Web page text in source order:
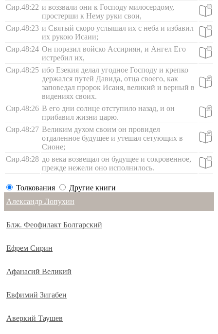
Сир.48:22 и воззвали они к Господу милосердому,
простерши к Нему руки свои,
Сир.48:23 и Святый скоро услышал их с неба и избавил
их рукою Исаии;
Сир.48:24 Он поразил войско Ассириян, и Ангел Его
истребил их,
Сир.48:25 ибо Езекия делал угодное Господу и крепко
держался путей Давида, отца своего, как
заповедал пророк Исаия, великий и верный в
видениях своих.
Сир.48:26 В его дни солнце отступило назад, и он
прибавил жизни царю.
Сир.48:27 Великим духом своим он провидел
отдаленное будущее и утешал сетующих в
Сионе;
Сир.48:28 до века возвещал он будущее и сокровенное,
прежде нежели оно исполнилось.
Толкования
Другие книги
Александр Лопухин
Блж. Феофилакт Болгарский
Ефрем Сирин
Афанасий Великий
Евфимий Зигабен
Аверкий Таушев